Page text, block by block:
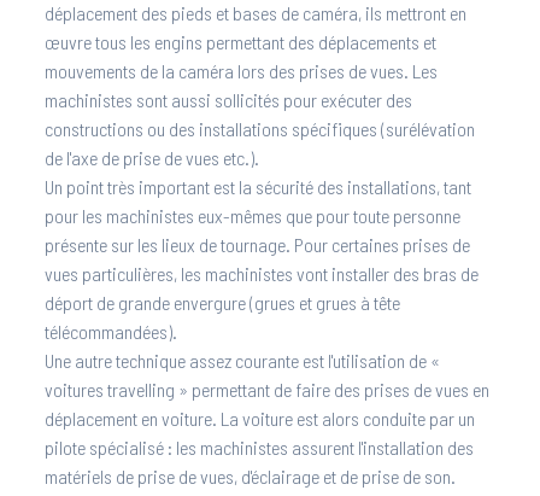
déplacement des pieds et bases de caméra, ils mettront en
œuvre tous les engins permettant des déplacements et
mouvements de la caméra lors des prises de vues. Les
machinistes sont aussi sollicités pour exécuter des
constructions ou des installations spécifiques (surélévation
de l'axe de prise de vues etc.).
Un point très important est la sécurité des installations, tant
pour les machinistes eux-mêmes que pour toute personne
présente sur les lieux de tournage. Pour certaines prises de
vues particulières, les machinistes vont installer des bras de
déport de grande envergure (grues et grues à tête
télécommandées).
Une autre technique assez courante est l'utilisation de «
voitures travelling » permettant de faire des prises de vues en
déplacement en voiture. La voiture est alors conduite par un
pilote spécialisé : les machinistes assurent l'installation des
matériels de prise de vues, d'éclairage et de prise de son.